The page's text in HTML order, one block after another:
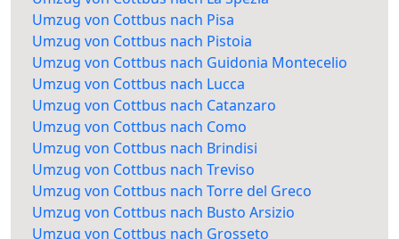
Umzug von Cottbus nach Pisa
Umzug von Cottbus nach Pistoia
Umzug von Cottbus nach Guidonia Montecelio
Umzug von Cottbus nach Lucca
Umzug von Cottbus nach Catanzaro
Umzug von Cottbus nach Como
Umzug von Cottbus nach Brindisi
Umzug von Cottbus nach Treviso
Umzug von Cottbus nach Torre del Greco
Umzug von Cottbus nach Busto Arsizio
Umzug von Cottbus nach Grosseto